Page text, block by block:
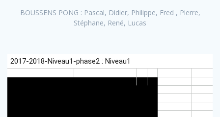
BOUSSENS PONG : Pascal, Didier, Philippe, Fred , Pierre,
Stéphane, René, Lucas